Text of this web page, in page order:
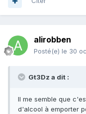
alirobben
Posté(e) le 30
Gt3Dz a dit :
Il me semble que
d'alcool à emporter